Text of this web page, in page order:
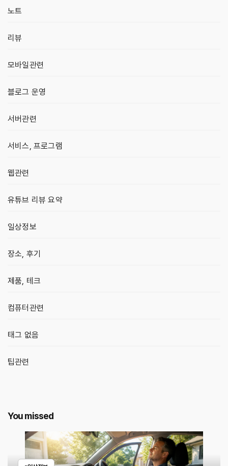
노트
리뷰
모바일관련
블로그 운영
서버관련
서비스, 프로그램
웹관련
유튜브 리뷰 요약
일상정보
장소, 후기
제품, 테크
컴퓨터관련
태그 없음
팁관련
You missed